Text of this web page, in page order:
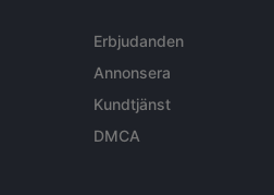
Erbjudanden
Annonsera
Kundtjänst
DMCA